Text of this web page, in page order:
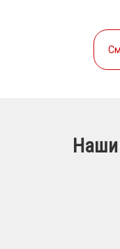
Наши